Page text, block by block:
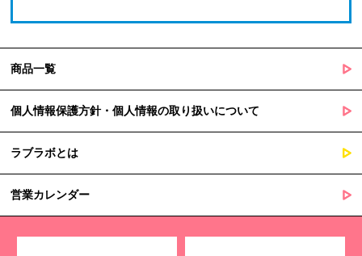
商品一覧
個人情報保護方針・個人情報の取り扱いについて
ラブラボとは
営業カレンダー